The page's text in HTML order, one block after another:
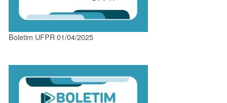
Boletim UFPR 01/04/2025